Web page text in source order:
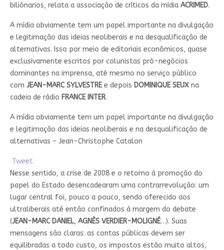
biliónarios, relata a associação de críticos da mídia ACRIMED.
A mídia obviamente tem um papel importante na divulgação
e legitimação das ideias neoliberais e na desqualificação de
alternativas. Isso por meio de editoriais econômicos, quase
exclusivamente escritos por colunistas pró-negócios
dominantes na imprensa, até mesmo no serviço público
com JEAN-MARC SYLVESTREe depois DOMINIQUE SEUXna
cadeia de rádio FRANCE INTER.
A mídia obviamente tem um papel importante na divulgação
e legitimação das ideias neoliberais e na desqualificação de
alternativas – Jean-Christophe Catalon
Tweet
Nesse sentido, a crise de 2008 e o retorno à promoção do
papel do Estado desencadearam uma contrarrevolução: um
lugar central foi, pouco a pouco, sendo oferecido aos
ultraliberais até então confinados à margem do debate
(JEAN-MARC DANIEL, AGNÈS VERDIER-MOLIGNÉ…). Suas
mensagens são claras: as contas públicas devem ser
equilibradas a todo custo, os impostos estão muito altos,